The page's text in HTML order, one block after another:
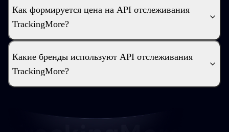
Как формируется цена на API отслеживания
TrackingMore?
Какие бренды используют API отслеживания
TrackingMore?